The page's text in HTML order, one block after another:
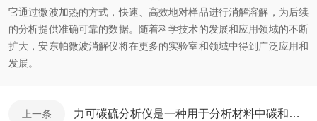
它通过微波加热的方式，快速、高效地对样品进行消解溶解，为后续
的分析提供准确可靠的数据。随着科学技术的发展和应用领域的不断
扩大，安东帕微波消解仪将在更多的实验室和领域中得到广泛应用和
发展。
上一条 力可碳硫分析仪是一种用于分析材料中碳和硫含量的仪器